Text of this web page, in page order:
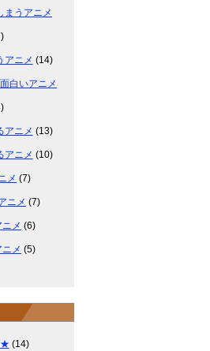
まうアニメ
アニメ (14)
白いアニメ
アニメ (13)
アニメ (10)
メ (7)
ニメ (7)
メ (6)
メ (5)
(14)